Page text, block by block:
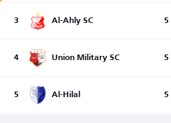
3 Al-Ahly SC 5
4 Union Military SC 5
5 Al-Hilal 5